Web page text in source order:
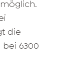
die
6300